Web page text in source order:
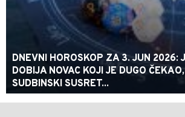
DNEVNI HOROSKOP ZA 3. JUN 2026:
DOBIJA NOVAC KOJI JE DUGO
SUDBINSKI SUSRET...